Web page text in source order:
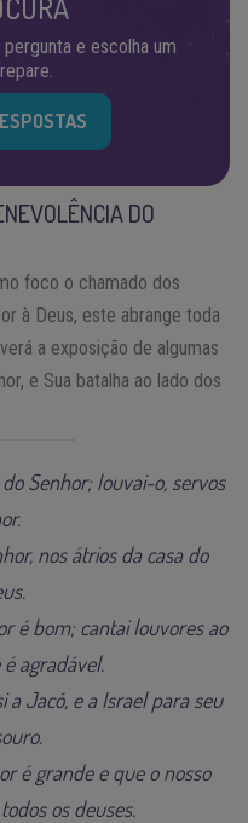
e escolha um
DO
foco o chamado dos
à Deus, este abrange toda
a exposição de algumas
e Sua batalha ao lado dos
Senhor; louvai-o, servos
nos átrios da casa do
é bom; cantai louvores ao
agradável.
a Jacó, e a Israel para seu
é grande e que o nosso
os deuses.